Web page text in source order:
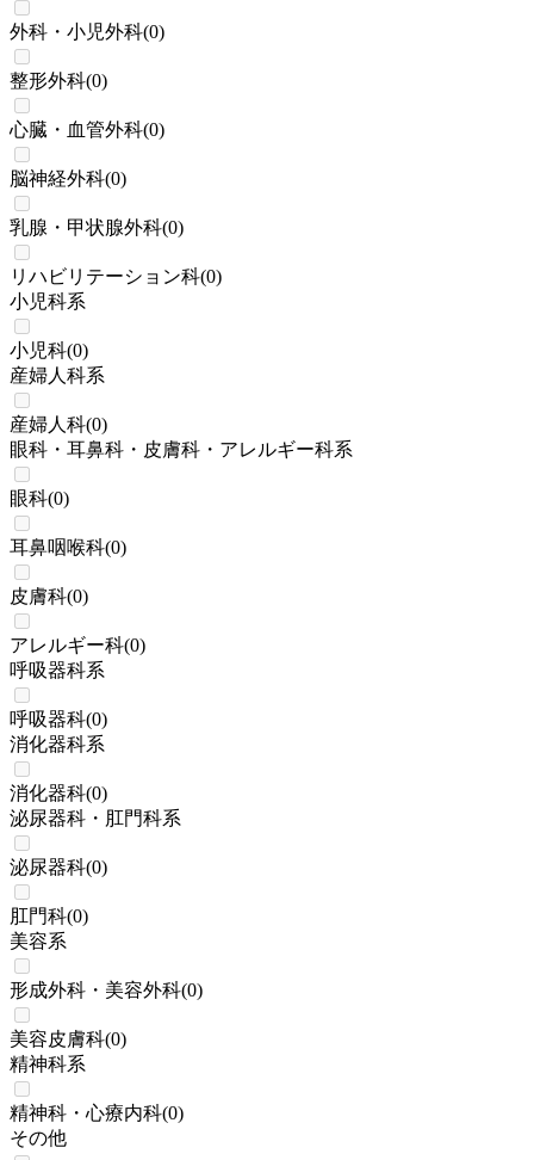
外科・小児外科(0)
整形外科(0)
心臓・血管外科(0)
脳神経外科(0)
乳腺・甲状腺外科(0)
リハビリテーション科(0)
小児科系
小児科(0)
産婦人科系
産婦人科(0)
眼科・耳鼻科・皮膚科・アレルギー科系
眼科(0)
耳鼻咽喉科(0)
皮膚科(0)
アレルギー科(0)
呼吸器科系
呼吸器科(0)
消化器科系
消化器科(0)
泌尿器科・肛門科系
泌尿器科(0)
肛門科(0)
美容系
形成外科・美容外科(0)
美容皮膚科(0)
精神科系
精神科・心療内科(0)
その他